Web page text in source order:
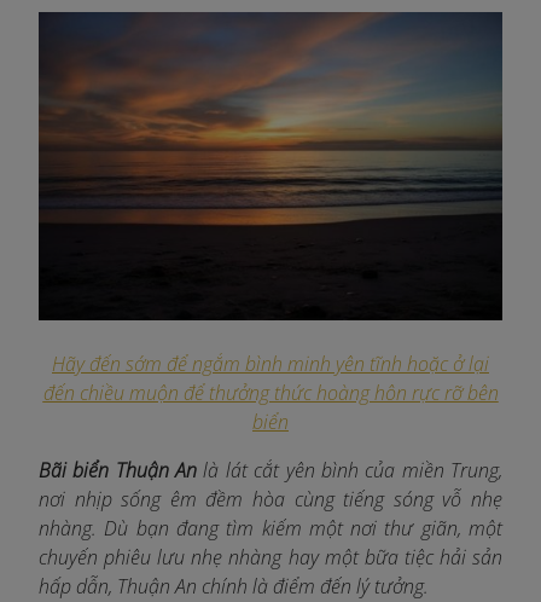
Hãy đến sớm để ngắm bình minh yên tĩnh hoặc ở lại
đến chiều muộn để thưởng thức hoàng hôn rực rỡ bên
biển
Bãi biển Thuận An là lát cắt yên bình của miền Trung,
nơi nhịp sống êm đềm hòa cùng tiếng sóng vỗ nhẹ
nhàng. Dù bạn đang tìm kiếm một nơi thư giãn, một
chuyến phiêu lưu nhẹ nhàng hay một bữa tiệc hải sản
hấp dẫn, Thuận An chính là điểm đến lý tưởng.